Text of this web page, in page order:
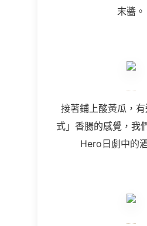
末醬。
接著鋪上酸黃瓜，
式」香腸的感覺，我
Hero日劇中的